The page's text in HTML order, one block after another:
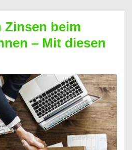
Zinsen beim
– Mit diesen